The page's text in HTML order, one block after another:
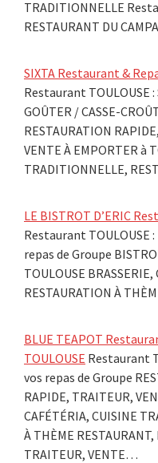
TRADITIONNELLE
RESTAURANT DU
SIXTA Restaurant &
Restaurant TOULOUSE
GOÛTER / CASSE-
RESTAURATION
VENTE À EMPORTER à
TRADITIONNELLE,
LE BISTROT D’ERIC
Restaurant TOULOUSE
repas de Groupe
TOULOUSE
RESTAURATION À
BLUE TEAPOT
TOULOUSE Restaurant
vos repas de Groupe
RAPIDE, TRAITEUR,
CAFÉTÉRIA, CUISINE
À THÈME
TRAITEUR, VENTE…